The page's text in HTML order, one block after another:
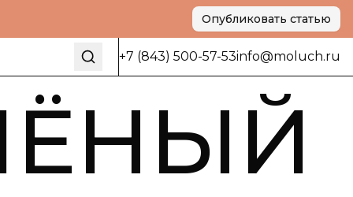
Опубликовать статью
+7 (843) 500-57-53info@moluch.ru